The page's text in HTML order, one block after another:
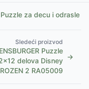
Puzzle za decu i odrasle
Sledeći proizvod
Puzzle
delova Disney
2 RA05009
→